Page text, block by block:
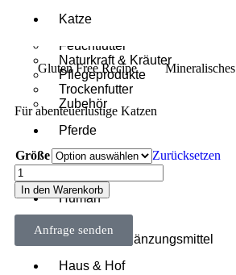
Katze
Feuchtfutter
Naturkraft & Kräuter
Pflegeprodukte
Trockenfutter
Zubehör
Pferde
Ergänzungsfutter
Human
Körperpflege
Nahrungsergänzungsmittel
Haus & Hof
Gluten Free Recipe
Für abenteuerlustige Katzen
Größe Zurücksetzen
In den Warenkorb
Anfrage senden